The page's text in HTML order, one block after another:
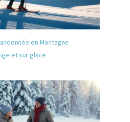
en Montagne
et sur glace